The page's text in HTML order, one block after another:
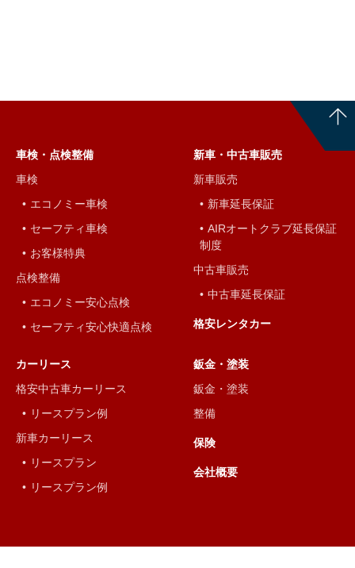
車検・点検整備
車検
エコノミー車検
セーフティ車検
お客様特典
点検整備
エコノミー安心点検
セーフティ安心快適点検
新車・中古車販売
新車販売
新車延長保証
AIRオートクラブ延長保証
制度
中古車販売
中古車延長保証
格安レンタカー
カーリース
格安中古車カーリース
リースプラン例
新車カーリース
リースプラン
リースプラン例
鈑金・塗装
鈑金・塗装
整備
保険
会社概要